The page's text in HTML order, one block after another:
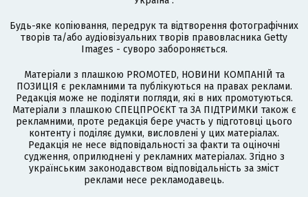
Будь-яке копіювання, передрук та відтворення фотографічних
творів та/або аудіовізуальних творів правовласника Getty
Images - суворо забороняється.
Матеріали з плашкою PROMOTED, НОВИНИ КОМПАНІЙ та
ПОЗИЦІЯ є рекламними та публікуються на правах реклами.
Редакція може не поділяти погляди, які в них промотуються.
Матеріали з плашкою СПЕЦПРОЄКТ та ЗА ПІДТРИМКИ також є
рекламними, проте редакція бере участь у підготовці цього
контенту і поділяє думки, висловлені у цих матеріалах.
Редакція не несе відповідальності за факти та оціночні
судження, оприлюднені у рекламних матеріалах. Згідно з
українським законодавством відповідальність за зміст
реклами несе рекламодавець.